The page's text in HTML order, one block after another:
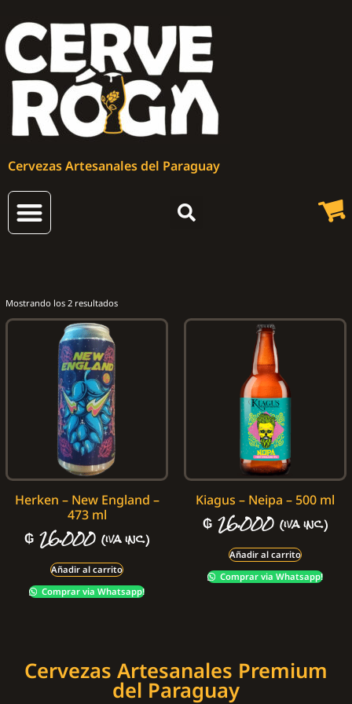
Cervezas Artesanales del Paraguay
Mostrando los 2 resultados
Herken – New England –
473 ml
₲26.000 (iva inc.)
Añadir al carrito
Comprar via Whatsapp!
Kiagus – Neipa – 500 ml
₲26.000 (iva inc.)
Añadir al carrito
Comprar via Whatsapp!
Cervezas Artesanales Premium
del Paraguay